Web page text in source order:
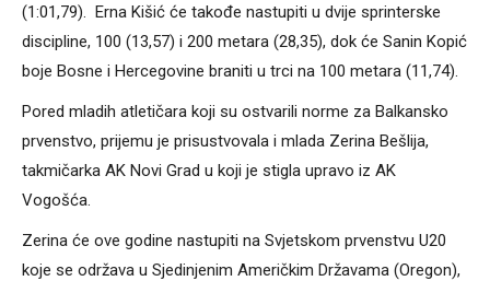
(1:01,79). Erna Kišić će takođe nastupiti u dvije sprinterske
discipline, 100 (13,57) i 200 metara (28,35), dok će Sanin Kopić
boje Bosne i Hercegovine braniti u trci na 100 metara (11,74).
Pored mladih atletičara koji su ostvarili norme za Balkansko
prvenstvo, prijemu je prisustvovala i mlada Zerina Bešlija,
takmičarka AK Novi Grad u koji je stigla upravo iz AK
Vogošća.
Zerina će ove godine nastupiti na Svjetskom prvenstvu U20
koje se održava u Sjedinjenim Američkim Državama (Oregon),